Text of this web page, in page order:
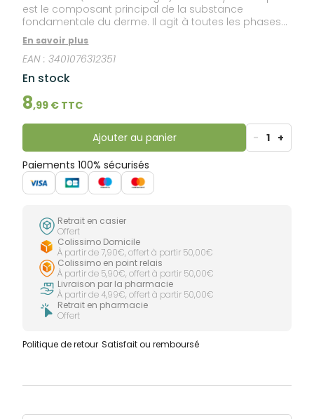
est le composant principal de la substance
fondamentale du derme. Il agit à toutes les phases
du processus de cicatrisation. Il accélère la
cicatrisation et la réépithélialisation des lésions
cutanées. Son pouvoir hygroscopique permet de
maintenir un environnement humide favorable au
processus de régénération tissulaire. L'acide
hyaluronique utilisé est obtenu par biofermentation.
En savoir plus
EAN :3401076312351
En stock
8,99 € TTC
Ajouter au panier - 1 +
Paiements 100% sécurisés
Retrait en casier
Offert
Colissimo Domicile
À partir de 7,90€, offert à partir 50,00€
Colissimo en point relais
À partir de 5,90€, offert à partir 50,00€
Livraison par la pharmacie
À partir de 4,99€, offert à partir 50,00€
Retrait en pharmacie
Offert
Politique de retour Satisfait ou remboursé